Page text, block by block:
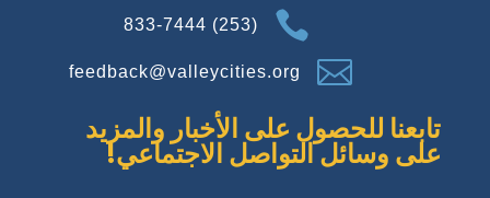

(253) 833-7444

feedback@valleycities.org
تابعنا للحصول على الأخبار والمزيد
على وسائل التواصل الاجتماعي!